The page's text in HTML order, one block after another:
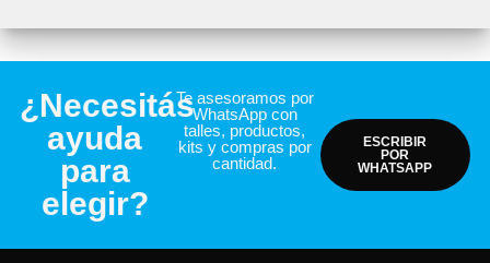
¿Necesitás
ayuda
para
elegir?
Te asesoramos por
WhatsApp con
talles, productos,
kits y compras por
cantidad.
ESCRIBIR
POR
WHATSAPP